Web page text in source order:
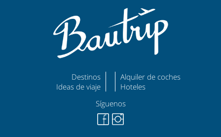
Destinos
Ideas de viaje
Alquiler de coches
Hoteles
Síguenos